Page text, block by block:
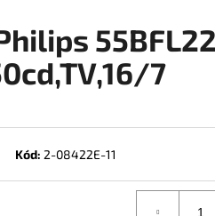
7
Kód: 2-08422E-11